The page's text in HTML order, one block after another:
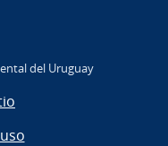
del Uruguay